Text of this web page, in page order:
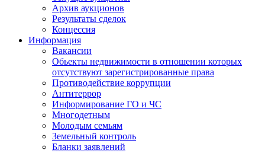
Архив аукционов
Результаты сделок
Концессия
Информация
Вакансии
Обьекты недвижимости в отношении которых
отсутствуют зарегистрированные права
Противодействие коррупции
Антитеррор
Информирование ГО и ЧС
Многодетным
Молодым семьям
Земельный контроль
Бланки заявлений